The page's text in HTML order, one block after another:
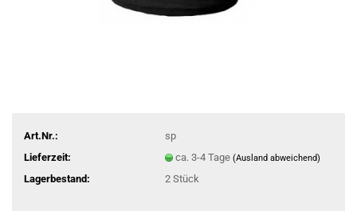
Art.Nr.:
sp
Lieferzeit:
ca. 3-4 Tage (Ausland abweichend)
Lagerbestand: 2 Stück